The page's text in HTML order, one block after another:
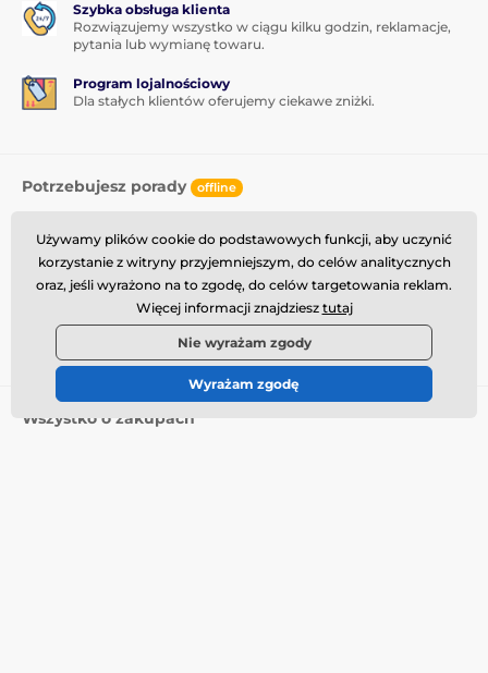
Szybka obsługa klienta
Rozwiązujemy wszystko w ciągu kilku godzin, reklamacje,
pytania lub wymianę towaru.
Program lojalnościowy
Dla stałych klientów oferujemy ciekawe zniżki.
Potrzebujesz porady offline
info@momanio.pl
Gdzie nas znaleźć
Wszystko o zakupach
Używamy plików cookie do podstawowych funkcji, aby uczynić
korzystanie z witryny przyjemniejszym, do celów analitycznych
oraz, jeśli wyrażono na to zgodę, do celów targetowania reklam.
Więcej informacji znajdziesz tutaj
Nie wyrażam zgody
Wyrażam zgodę